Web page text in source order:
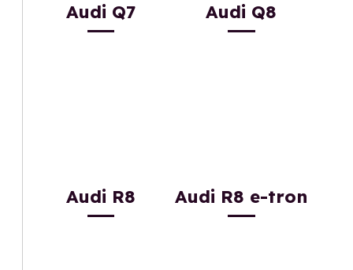
Audi Q7 Audi Q8
Audi R8 Audi R8 e-tron